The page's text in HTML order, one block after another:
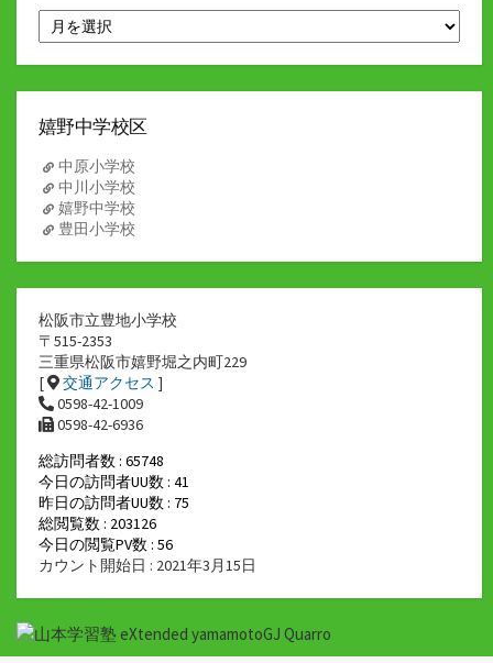
ー
カ
嬉野中学校区
中原小学校
中川小学校
嬉野中学校
豊田小学校
松阪市立豊地小学校
〒515-2353
三重県松阪市嬉野堀之内町229
[
交通アクセス ]
0598-42-1009
0598-42-6936
総訪問者数 : 65748
今日の訪問者UU数 : 41
昨日の訪問者UU数 : 75
総閲覧数 : 203126
今日の閲覧PV数 : 56
カウント開始日 : 2021年3月15日